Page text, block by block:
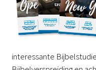
interessante